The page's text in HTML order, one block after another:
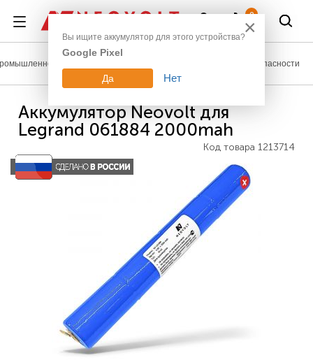
0
оборудование Аккумуляторы для систем безопасности
Аккумулятор Neovolt для
Legrand 061884 2000mah
Код товара 1213714
×
Вы ищите аккумулятор для этого устройства?
Google Pixel
Да Нет